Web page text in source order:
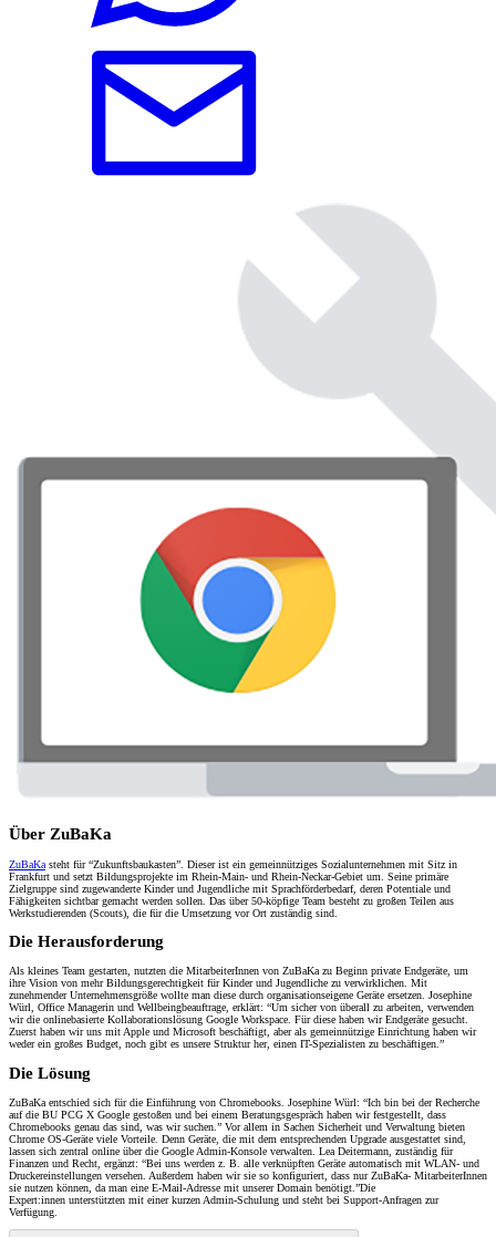
Über ZuBaKa
ZuBaKa steht für “Zukunftsbaukasten”. Dieser ist ein gemeinnütziges Sozialunternehmen mit Sitz in
Frankfurt und setzt Bildungsprojekte im Rhein-Main- und Rhein-Neckar-Gebiet um. Seine primäre
Zielgruppe sind zugewanderte Kinder und Jugendliche mit Sprachförderbedarf, deren Potentiale und
Fähigkeiten sichtbar gemacht werden sollen. Das über 50-köpfige Team besteht zu großen Teilen aus
Werkstudierenden (Scouts), die für die Umsetzung vor Ort zuständig sind.
Die Herausforderung
Als kleines Team gestarten, nutzten die MitarbeiterInnen von ZuBaKa zu Beginn private Endgeräte, um
ihre Vision von mehr Bildungsgerechtigkeit für Kinder und Jugendliche zu verwirklichen. Mit
zunehmender Unternehmensgröße wollte man diese durch organisationseigene Geräte ersetzen. Josephine
Würl, Office Managerin und Wellbeingbeauftrage, erklärt: “Um sicher von überall zu arbeiten, verwenden
wir die onlinebasierte Kollaborationslösung Google Workspace. Für diese haben wir Endgeräte gesucht.
Zuerst haben wir uns mit Apple und Microsoft beschäftigt, aber als gemeinnützige Einrichtung haben wir
weder ein großes Budget, noch gibt es unsere Struktur her, einen IT-Spezialisten zu beschäftigen.”
Die Lösung
ZuBaKa entschied sich für die Einführung von Chromebooks. Josephine Würl: “Ich bin bei der Recherche
auf die BU PCG X Google gestoßen und bei einem Beratungsgespräch haben wir festgestellt, dass
Chromebooks genau das sind, was wir suchen.” Vor allem in Sachen Sicherheit und Verwaltung bieten
Chrome OS-Geräte viele Vorteile. Denn Geräte, die mit dem entsprechenden Upgrade ausgestattet sind,
lassen sich zentral online über die Google Admin-Konsole verwalten. Lea Deitermann, zuständig für
Finanzen und Recht, ergänzt: “Bei uns werden z. B. alle verknüpften Geräte automatisch mit WLAN- und
Druckereinstellungen versehen. Außerdem haben wir sie so konfiguriert, dass nur ZuBaKa- MitarbeiterInnen
sie nutzen können, da man eine E-Mail-Adresse mit unserer Domain benötigt.”Die
Expert:innen unterstützten mit einer kurzen Admin-Schulung und steht bei Support-Anfragen zur
Verfügung.